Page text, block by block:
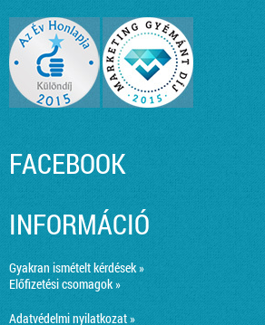
FACEBOOK
INFORMÁCIÓ
Gyakran ismételt kérdések »
Előfizetési csomagok »
Adatvédelmi nyilatkozat »